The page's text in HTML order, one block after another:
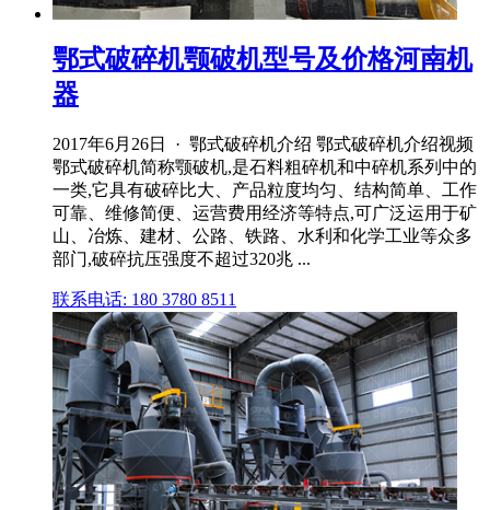
鄂式破碎机颚破机型号及价格河南机
器
2017年6月26日 · 鄂式破碎机介绍 鄂式破碎机介绍视频
鄂式破碎机简称颚破机,是石料粗碎机和中碎机系列中的
一类,它具有破碎比大、产品粒度均匀、结构简单、工作
可靠、维修简便、运营费用经济等特点,可广泛运用于矿
山、冶炼、建材、公路、铁路、水利和化学工业等众多
部门,破碎抗压强度不超过320兆 ...
联系电话: 180 3780 8511